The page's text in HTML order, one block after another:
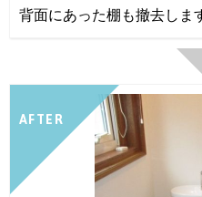
背面にあった棚も撤去しま
AFTER